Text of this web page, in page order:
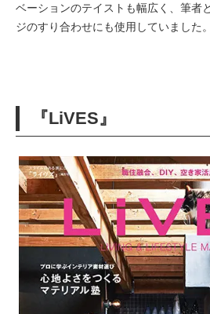
ベーションのテイストも幅広く、筆者
ジのすり合わせにも使用していました。
『LiVES』